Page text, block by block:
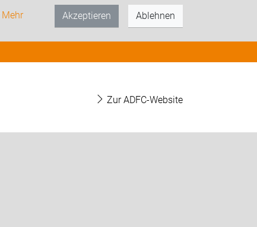
Mehr
Akzeptieren Ablehnen
Zur ADFC-Website